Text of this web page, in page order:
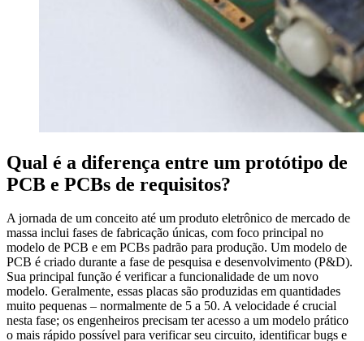
Qual é a diferença entre um protótipo de
PCB e PCBs de requisitos?
A jornada de um conceito até um produto eletrônico de mercado de
massa inclui fases de fabricação únicas, com foco principal no
modelo de PCB e em PCBs padrão para produção. Um modelo de
PCB é criado durante a fase de pesquisa e desenvolvimento (P&D).
Sua principal função é verificar a funcionalidade de um novo
modelo. Geralmente, essas placas são produzidas em quantidades
muito pequenas – normalmente de 5 a 50. A velocidade é crucial
nesta fase; os engenheiros precisam ter acesso a um modelo prático
o mais rápido possível para verificar seu circuito, identificar bugs e